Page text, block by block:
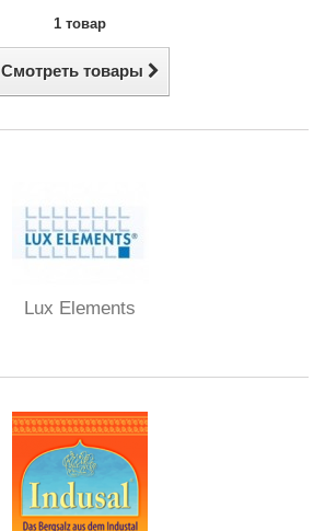
1 товар
Смотреть товары
Lux Elements